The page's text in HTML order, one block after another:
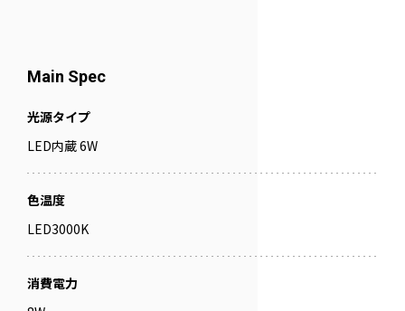
Main Spec
光源タイプ
LED内蔵 6W
色温度
LED3000K
消費電力